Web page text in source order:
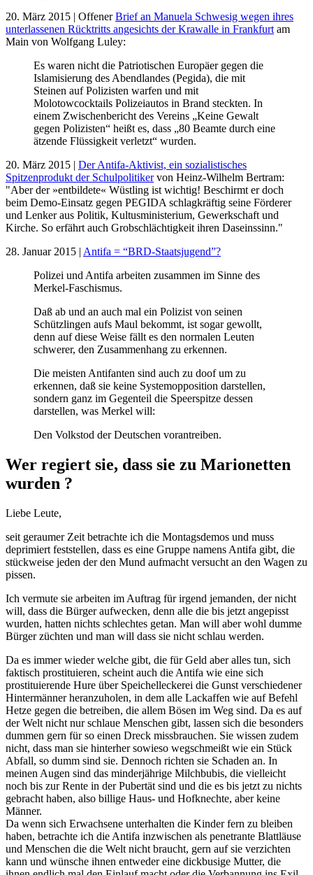
20. März 2015 | OffenerBrief an Manuela Schwesig wegen ihres
unterlassenen Rücktritts angesichts der Krawalle in Frankfurtam
Main von Wolfgang Luley:
Es waren nicht die Patriotischen Europäer gegen die
Islamisierung des Abendlandes (Pegida), die mit
Steinen auf Polizisten warfen und mit
Molotowcocktails Polizeiautos in Brand steckten. In
einem Zwischenbericht des Vereins „Keine Gewalt
gegen Polizisten“ heißt es, dass „80 Beamte durch eine
ätzende Flüssigkeit verletzt“ wurden.
20. März 2015 | Der Antifa-Aktivist, ein sozialistisches
Spitzenprodukt der Schulpolitikervon Heinz-Wilhelm Bertram:
"Aber der »entbildete« Wüstling ist wichtig! Beschirmt er doch
beim Demo-Einsatz gegen PEGIDA schlagkräftig seine Förderer
und Lenker aus Politik, Kultusministerium, Gewerkschaft und
Kirche. So erfährt auch Grobschlächtigkeit ihren Daseinssinn."
28. Januar 2015 | Antifa = “BRD-Staatsjugend”?
Polizei und Antifa arbeiten zusammen im Sinne des
Merkel-Faschismus.
Daß ab und an auch mal ein Polizist von seinen
Schützlingen aufs Maul bekommt, ist sogar gewollt,
denn auf diese Weise fällt es den normalen Leuten
schwerer, den Zusammenhang zu erkennen.
Die meisten Antifanten sind auch zu doof um zu
erkennen, daß sie keine Systemopposition darstellen,
sondern ganz im Gegenteil die Speerspitze dessen
darstellen, was Merkel will:
Den Volkstod der Deutschen vorantreiben.
Wer regiert sie, dass sie zu Marionetten
wurden ?
Liebe Leute,
seit geraumer Zeit betrachte ich die Montagsdemos und muss
deprimiert feststellen, dass es eine Gruppe namens Antifa gibt, die
stückweise jeden der den Mund aufmacht versucht an den Wagen zu
pissen.
Ich vermute sie arbeiten im Auftrag für irgend jemanden, der nicht
will, dass die Bürger aufwecken, denn alle die bis jetzt angepisst
wurden, hatten nichts schlechtes getan. Man will aber wohl dumme
Bürger züchten und man will dass sie nicht schlau werden.
Da es immer wieder welche gibt, die für Geld aber alles tun, sich
faktisch prostituieren, scheint auch die Antifa wie eine sich
prostituierende Hure über Speichelleckerei die Gunst verschiedener
Hintermänner heranzuholen, in dem alle Lackaffen wie auf Befehl
Hetze gegen die betreiben, die allem Bösen im Weg sind. Da es auf
der Welt nicht nur schlaue Menschen gibt, lassen sich die besonders
dummen gern für so einen Dreck missbrauchen. Sie wissen zudem
nicht, dass man sie hinterher sowieso wegschmeißt wie ein Stück
Abfall, so dumm sind sie. Dennoch richten sie Schaden an. In
meinen Augen sind das minderjährige Milchbubis, die vielleicht
noch bis zur Rente in der Pubertät sind und die es bis jetzt zu nichts
gebracht haben, also billige Haus- und Hofknechte, aber keine
Männer.
Da wenn sich Erwachsene unterhalten die Kinder fern zu bleiben
haben, betrachte ich die Antifa inzwischen als penetrante Blattläuse
und Menschen die die Welt nicht braucht, gern auf sie verzichten
kann und wünsche ihnen entweder eine dickbusige Mutter, die